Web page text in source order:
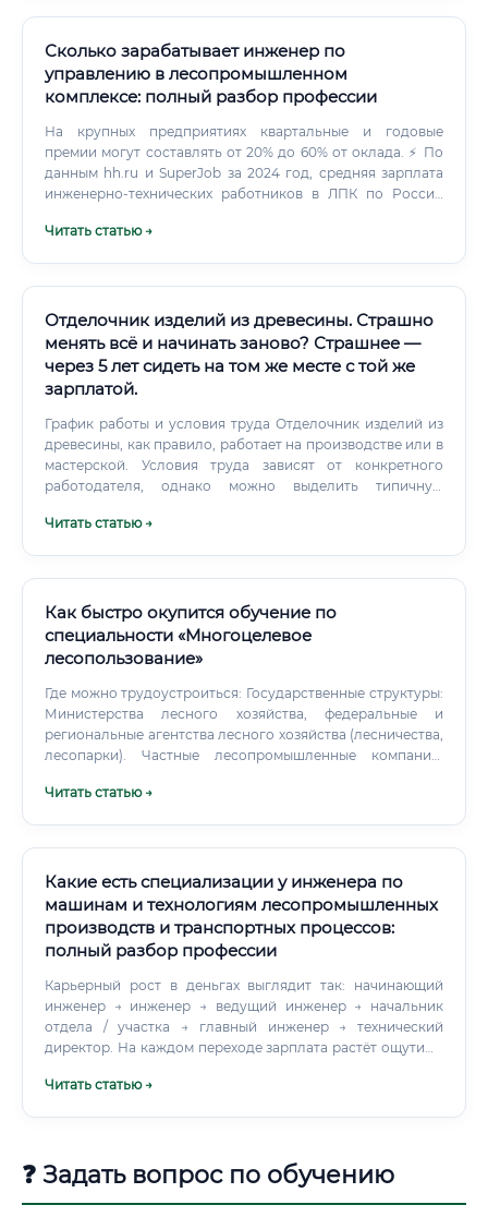
Сколько зарабатывает инженер по
управлению в лесопромышленном
комплексе: полный разбор профессии
На крупных предприятиях квартальные и годовые
премии могут составлять от 20% до 60% от оклада. ⚡ По
данным hh.ru и SuperJob за 2024 год, средняя зарплата
инженерно-технических работников в ЛПК по России
учиться на инженера по управлению в
Читать статью →
Отделочник изделий из древесины. Страшно
менять всё и начинать заново? Страшнее —
через 5 лет сидеть на том же месте с той же
зарплатой.
График работы и условия труда Отделочник изделий из
древесины, как правило, работает на производстве или в
мастерской. Условия труда зависят от конкретного
работодателя, однако можно выделить типичную
специалиста спецодеждой и необходимыми средствами
Читать статью →
Как быстро окупится обучение по
специальности «Многоцелевое
лесопользование»
Где можно трудоустроиться: Государственные структуры:
Министерства лесного хозяйства, федеральные и
региональные агентства лесного хозяйства (лесничества,
лесопарки). Частные лесопромышленные компании:
занимающиеся лесозаготовкой и деревообработкой.
Читать статью →
Какие есть специализации у инженера по
машинам и технологиям лесопромышленных
производств и транспортных процессов:
полный разбор профессии
Карьерный рост в деньгах выглядит так: начинающий
инженер → инженер → ведущий инженер → начальник
отдела / участка → главный инженер → технический
директор. На каждом переходе зарплата растёт ощутимо
работодателей Где учиться на специалиста по машинам и
отраслью.
Читать статью →
❓ Задать вопрос по обучению